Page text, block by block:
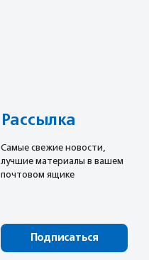
Рассылка
Cамые свежие новости,
лучшие материалы в вашем
почтовом ящике
Подписаться